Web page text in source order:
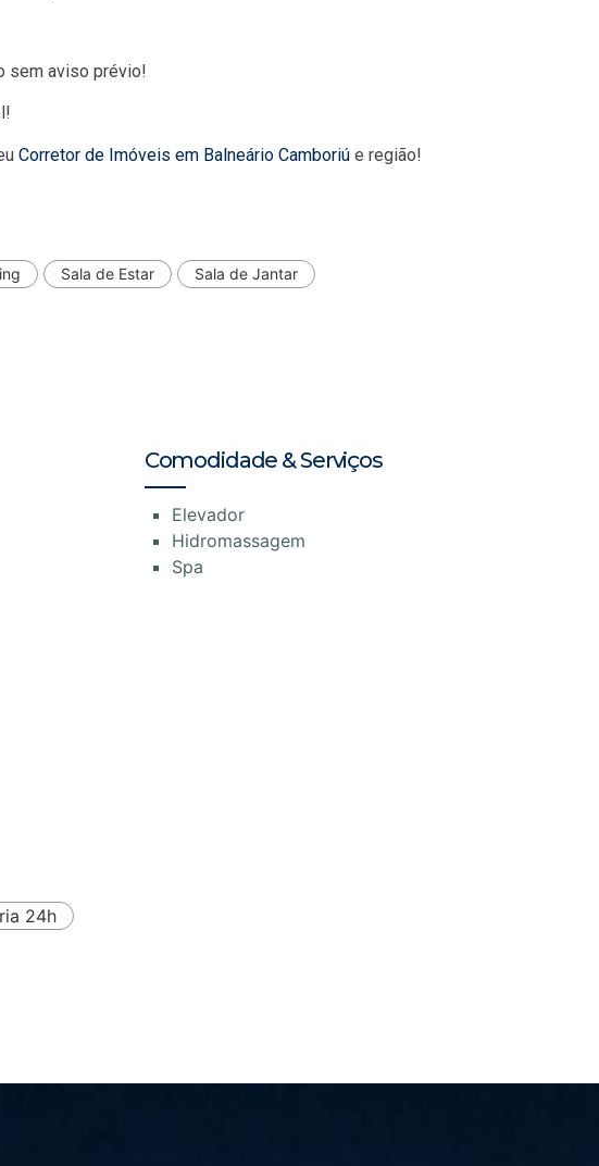
sem aviso prévio!
Corretor de Imóveis em Balneário Camboriú e região!
Sala de Estar Sala de Jantar
Comodidade & Serviços
Elevador
Hidromassagem
Spa
24h